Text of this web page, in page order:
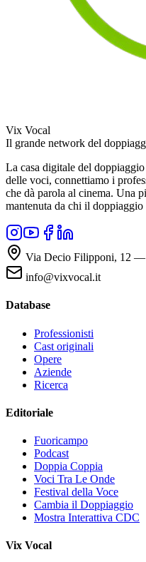
Vix Vocal
Il grande network del
La casa digitale del
delle voci, connettiamo i
che dà parola al cinema. Una
mantenuta da chi il
Via Decio Filipponi, 12 —
info@vixvocal.it
Database
Professionisti
Cast originali
Opere
Aziende
Ricerca
Editoriale
Fuoricampo
Podcast
Doppia Coppia
Voci Tra Le Onde
Festival della Voce
Cambia il Doppiaggio
Mostra Interattiva CDC
Vix Vocal